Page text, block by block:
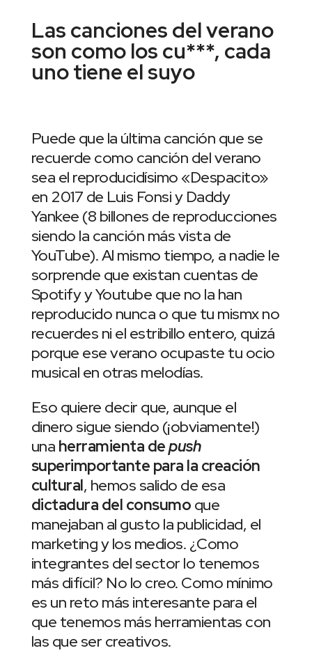
Las canciones del verano
son como los cu***, cada
uno tiene el suyo
Puede que la última canción que se
recuerde como canción del verano
sea el reproducidísimo «Despacito»
en 2017 de Luis Fonsi y Daddy
Yankee (8 billones de reproducciones
siendo la canción más vista de
YouTube). Al mismo tiempo, a nadie le
sorprende que existan cuentas de
Spotify y Youtube que no la han
reproducido nunca o que tu mismx no
recuerdes ni el estribillo entero, quizá
porque ese verano ocupaste tu ocio
musical en otras melodías.
Eso quiere decir que, aunque el
dinero sigue siendo (¡obviamente!)
una herramienta depush
superimportante para la creación
cultural, hemos salido de esa
dictadura del consumo que
manejaban al gusto la publicidad, el
marketing y los medios. ¿Como
integrantes del sector lo tenemos
más difícil? No lo creo. Como mínimo
es un reto más interesante para el
que tenemos más herramientas con
las que ser creativos.